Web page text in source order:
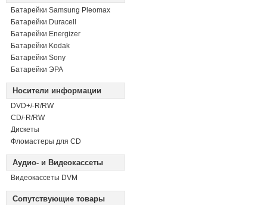
Батарейки Samsung Pleomax
Батарейки Duracell
Батарейки Energizer
Батарейки Kodak
Батарейки Sony
Батарейки ЭРА
Носители информации
DVD+/-R/RW
СD/-R/RW
Дискеты
Фломастеры для CD
Аудио- и Видеокассеты
Видеокассеты DVM
Сопутствующие товары